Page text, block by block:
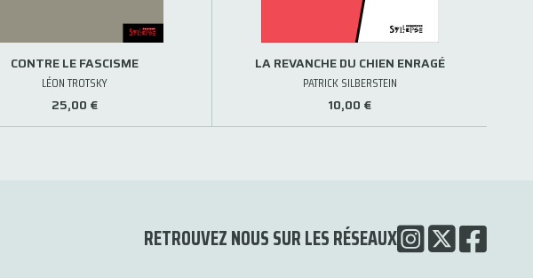
CONTRE LE FASCISME
LÉON TROTSKY
25,00 €
LA REVANCHE DU CHIEN ENRAGÉ
PATRICK SILBERSTEIN
10,00 €
RETROUVEZ NOUS SUR LES RÉSEAUX